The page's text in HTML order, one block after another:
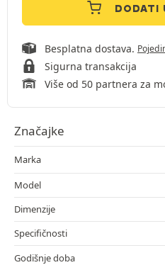
DODATI
Besplatna dostava.
Sigurna transakcija
Više od 50 partnera za
Značajke
Marka
Model
Dimenzije
Specifičnosti
Godišnje doba